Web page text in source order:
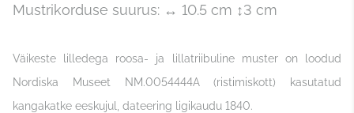
Mustrikorduse suurus: ↔ 10.5 cm ↕3 cm
Väikeste lilledega roosa- ja lillatriibuline muster on loodud
Nordiska Museet NM.0054444A (ristimiskott) kasutatud
kangakatke eeskujul, dateering ligikaudu 1840.